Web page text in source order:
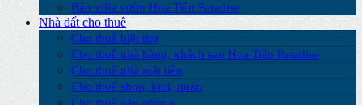
Bán villa vườn Hoa Tiên Paradise
Nhà đất cho thuê
Cho thuê biệt thự
Cho thuê nhà hàng, khách sạn Hoa Tiên Paradise
Cho thuê nhà mặt tiền
Cho thuê shop, kiot, quán